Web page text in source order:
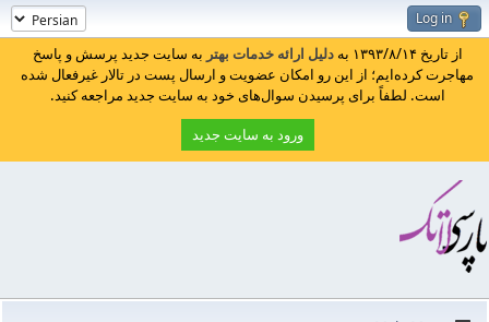
Log in
از تاریخ ۱۳۹۳/۸/۱۴ به دلیل ارائه خدمات بهتر به سایت جدید پرسش و پاسخ
مهاجرت کرده‌ایم؛ از این رو امکان عضویت و ارسال پست در تالار غیرفعال شده
است. لطفاً برای پرسیدن سوال‌های خود به سایت جدید مراجعه کنید.
ورود به سایت جدید